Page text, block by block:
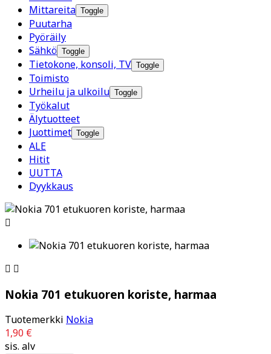
Mittareita Toggle
Puutarha
Pyöräily
Sähkö Toggle
Tietokone, konsoli, TV Toggle
Toimisto
Urheilu ja ulkoilu Toggle
Työkalut
Älytuotteet
Juottimet Toggle
ALE
Hitit
UUTTA
Dyykkaus

 
Nokia 701 etukuoren koriste, harmaa
Tuotemerkki Nokia
1,90 €
sis. alv